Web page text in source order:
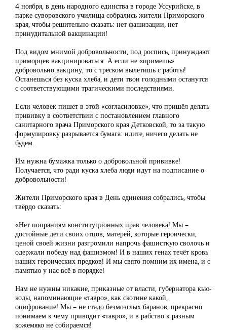
4 ноября, в день народного единства в городе Уссурийске, в
парке суворовского училища собрались жители Приморского
края, чтобы решительно сказать: нет фашизации, нет
принудитальной вакцинации!
Под видом мнимой добровольности, под роспись, принуждают
приморцев вакцинироваться. А если не «примешь»
добровольно вакцину, то с треском вылетишь с работы!
Останешься без куска хлеба, и дети твои голодными останутся
с соответствующими трагическими последствиями.
Если человек пишет в этой «согласиловке», что пришёл делать
прививку в соответствии с постановлением главного
санитарного врача Приморского края Детковской, то за такую
формулировку разрывается бумага: идите, ничего делать не
будем.
Им нужна бумажка только о добровольной прививке!
Получается, что ради куска хлеба люди идут на подписание о
добровольности!
Жители Приморского края в День единения собрались, чтобы
твёрдо сказать:
«Нет попраниям конституционных прав человека! Мы –
достойные дети своих отцов, матерей, которые героически,
ценой своей жизни разгромили напрочь фашисткую сволочь и
одержали победу над фашизмом! И в наших генах течёт кровь
наших героических предков! И мы свято помним их имена, и с
памятью у нас всё в порядке!
Нам не нужны никакие, приказные от власти, губернатора кью-
коды, напоминающие «тавро», как скотине какой,
оцифрование! Мы – не стадо безмозглых баранов, прекрасно
понимаем к чему приводит «тавро», и в рабство к разным
кожемяко не собираемся!